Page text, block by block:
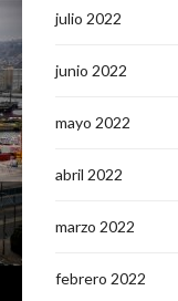
julio 2022
junio 2022
mayo 2022
abril 2022
marzo 2022
febrero 2022